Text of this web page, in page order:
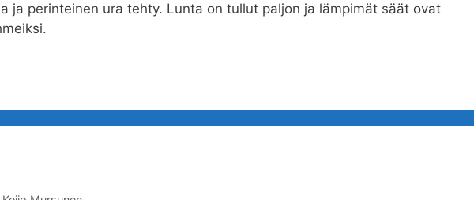
ja perinteinen ura tehty. Lunta on tullut paljon ja lämpimät säät ovat